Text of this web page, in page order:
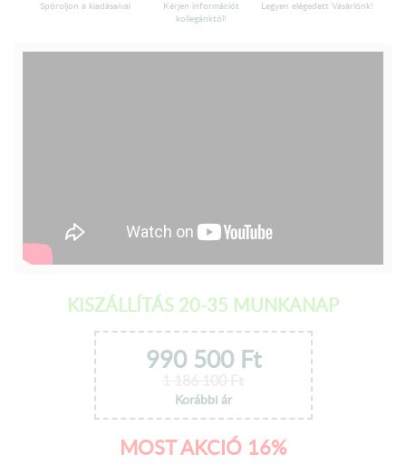
Spóroljon a kiadásaival
Kérjen információt
kollegánktól!
Legyen elégedett Vásárlónk!
KISZÁLLÍTÁS 20-35 MUNKANAP
990 500Ft
Korábbi ár
MOST AKCIÓ 16%